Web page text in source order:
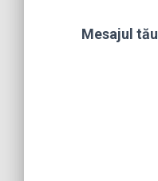
Mesajul tău